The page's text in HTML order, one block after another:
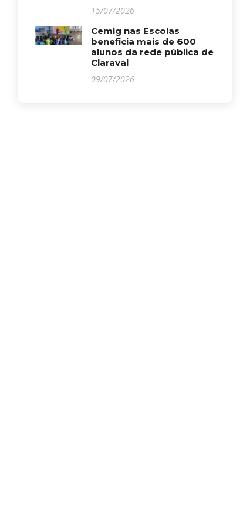
15/07/2026
Cemig nas Escolas
beneficia mais de 600
alunos da rede pública de
Claraval
09/07/2026